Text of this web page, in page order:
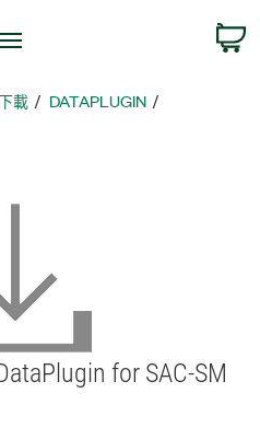
載
DATAPLUGIN
for SAC-SM